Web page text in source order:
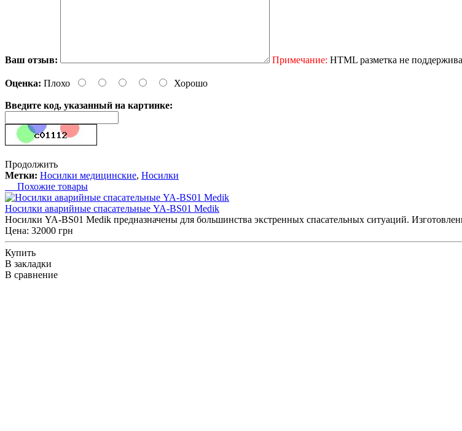
Ваш отзыв: Примечание: HTML разметка не
Оценка: Плохо Хорошо
Введите код, указанный на картинке:
Продолжить
Метки: Носилки медицинские, Носилки
Похожие товары
Носилки аварийные спасательные YA-BS01 Medik
Носилки YA-BS01 Medik предназначены для большинства экстренных спасательных ситуаций.
Цена: 32000 грн
Купить
В закладки
В сравнение